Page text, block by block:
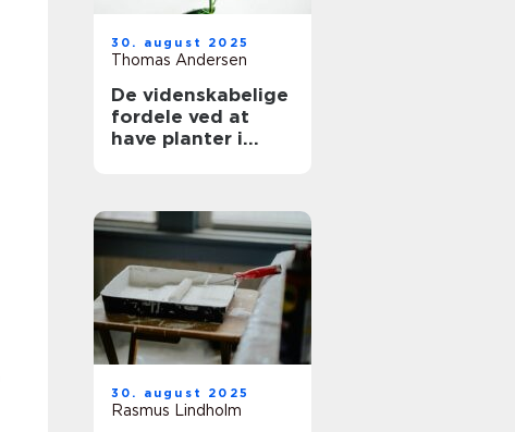
30. august 2025
Thomas Andersen
De videnskabelige
fordele ved at
have planter i
30. august 2025
Rasmus Lindholm